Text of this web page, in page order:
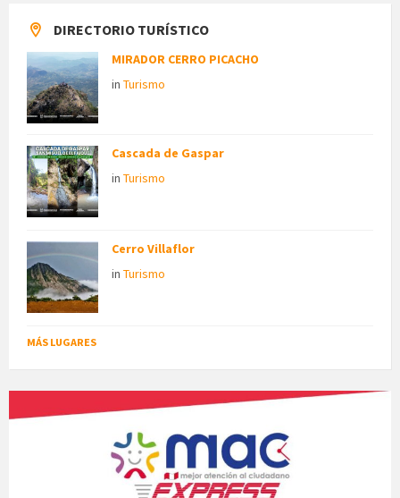
DIRECTORIO TURÍSTICO
MIRADOR CERRO PICACHO
in Turismo
Cascada de Gaspar
in Turismo
Cerro Villaflor
in Turismo
MÁS LUGARES